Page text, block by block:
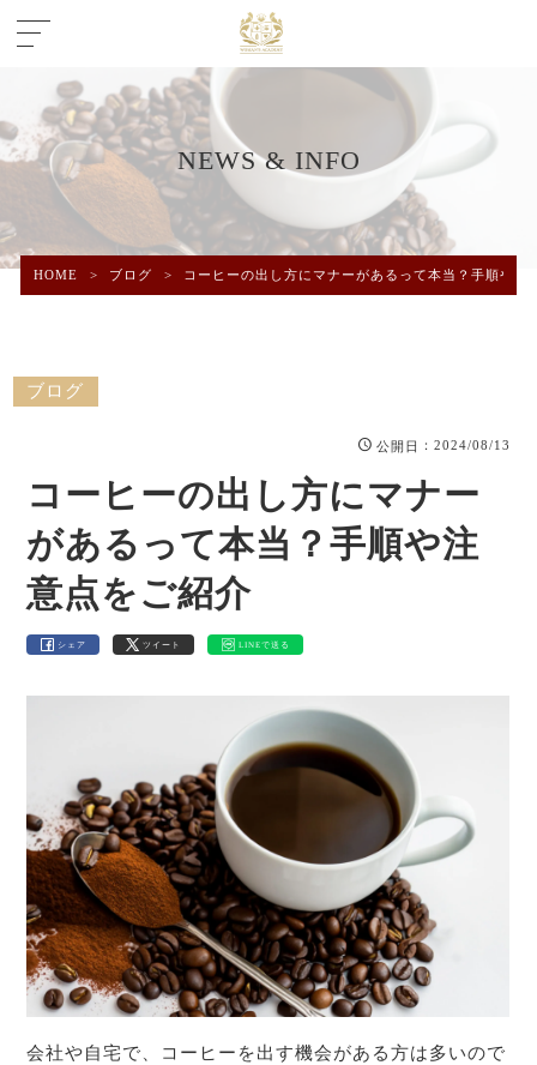
NEWS & INFO
HOME > ブログ > コーヒーの出し方にマナーがあるって本当？手順や注
ブログ
公開日 ：2024/08/13
コーヒーの出し方にマナー
があるって本当？手順や注
意点をご紹介
シェア ツイート LINEで送る
会社や自宅で、コーヒーを出す機会がある方は多いので